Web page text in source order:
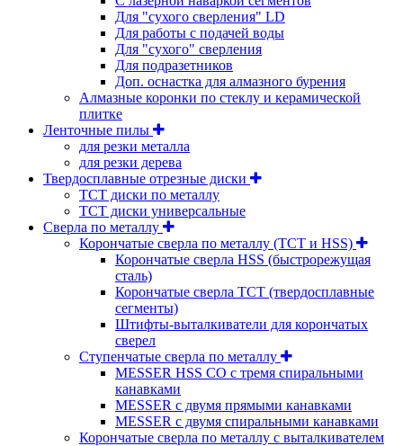
Для "сухого сверления" LD
Для работы с подачей воды
Для "сухого" сверления
Для подразетников
Доп. оснастка для алмазного бурения
Алмазные коронки по стеклу и керамической
плитке
Ленточные пилы
для резки металла
для резки дерева
Твердосплавные отрезные диски
ТСТ диски по металлу
ТСТ диски универсальные
Сверла по металлу
Корончатые сверла по металлу (TCT и HSS)
Корончатые сверла HSS (быстрорежущая
сталь)
Корончатые сверла TCT (твердосплавные
сегменты)
Штифты-выталкиватели для корончатых
сверел
Ступенчатые сверла по металлу
MESSER HSS CО с тремя спиральными
канавками
MESSER с двумя прямыми канавками
MESSER с двумя спиральными канавками
Корончатые сверла по металлу c выталкивателем